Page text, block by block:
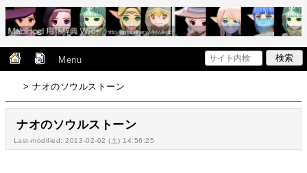
Menu
> ナオのソウルストーン
ナオのソウルストーン
Last-modified: 2013-02-02 (土) 14:56:25